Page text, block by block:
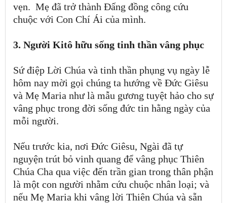
vẹn. Mẹ đã trở thành Đấng đồng công cứu
chuộc với Con Chí Ái của mình.
3. Người Kitô hữu sống tinh thần vâng phục
Sứ điệp Lời Chúa và tinh thần phụng vụ ngày lễ
hôm nay mời gọi chúng ta hướng về Đức Giêsu
và Mẹ Maria như là mẫu gương tuyệt hảo cho sự
vâng phục trong đời sống đức tin hằng ngày của
mỗi người.
Nếu trước kia, nơi Đức Giêsu, Ngài đã tự
nguyện trút bỏ vinh quang để vâng phục Thiên
Chúa Cha qua việc đến trần gian trong thân phận
là một con người nhằm cứu chuộc nhân loại; và
nếu Mẹ Maria khi vâng lời Thiên Chúa và sẵn